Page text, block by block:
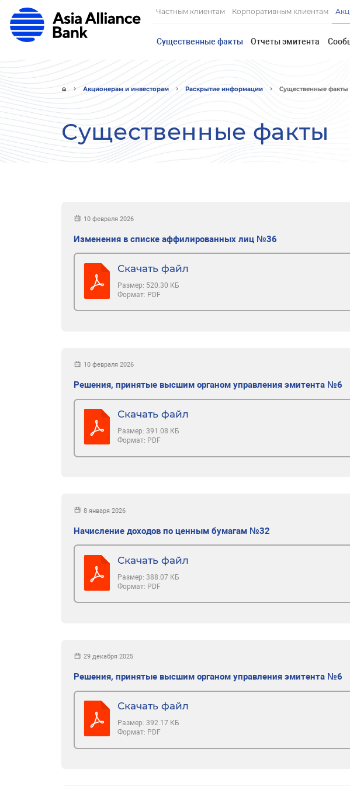
Частным клиентам Корпоративным клиентам
Существенные факты Отчеты эмитента
Акционерам и инвесторам Раскрытие информации Существенные факты
Существенные факты
10 февраля 2026
Изменения в списке аффилированных лиц №36
Скачать файл
Размер: 520.30 КБ
Формат: PDF
10 февраля 2026
Решения, принятые высшим органом управления эмитента №6
Скачать файл
Размер: 391.08 КБ
Формат: PDF
8 января 2026
Начисление доходов по ценным бумагам №32
Скачать файл
Размер: 388.07 КБ
Формат: PDF
29 декабря 2025
Решения, принятые высшим органом управления эмитента №6
Скачать файл
Размер: 392.17 КБ
Формат: PDF